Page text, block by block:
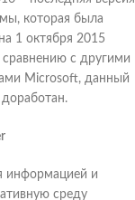
которая была
1 октября 2015
сравнению с другими
Microsoft, данный
информацией и
среду